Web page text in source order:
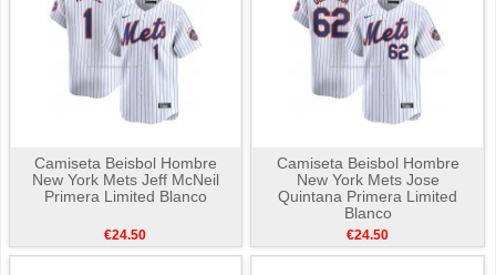
Camiseta Beisbol Hombre
New York Mets Jeff McNeil
Primera Limited Blanco
€24.50
Camiseta Beisbol Hombre
New York Mets Jose
Quintana Primera Limited
Blanco
€24.50